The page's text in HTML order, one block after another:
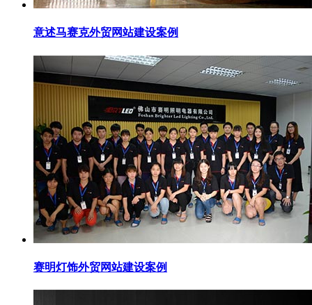
意述马赛克外贸网站建设案例
赛明灯饰外贸网站建设案例